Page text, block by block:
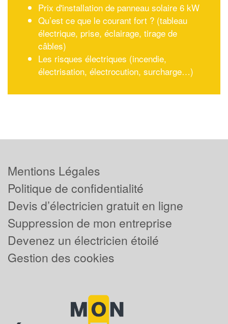
Prix d'installation de panneau solaire 6 kW
Qu’est ce que le courant fort ? (tableau
électrique, prise, éclairage, tirage de
câbles)
Les risques électriques (incendie,
électrisation, électrocution, surcharge…)
Mentions Légales
Politique de confidentialité
Devis d’électricien gratuit en ligne
Suppression de mon entreprise
Devenez un électricien étoilé
Gestion des cookies